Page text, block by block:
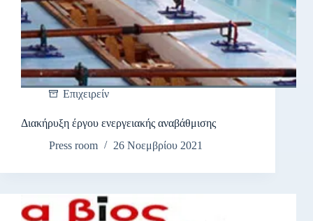
Επιχειρείν
Διακήρυξη έργου ενεργειακής αναβάθμισης
Press room
26 Νοεμβρίου 2021